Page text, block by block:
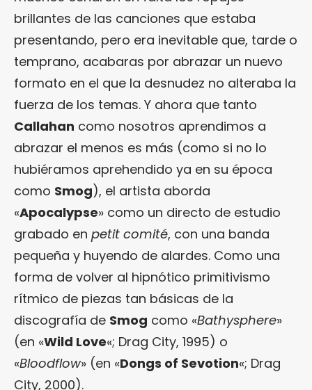
brillantes de las canciones que estaba
presentando, pero era inevitable que, tarde o
temprano, acabaras por abrazar un nuevo
formato en el que la desnudez no alteraba la
fuerza de los temas. Y ahora que tanto
Callahan como nosotros aprendimos a
abrazar el menos es más (como si no lo
hubiéramos aprehendido ya en su época
como Smog), el artista aborda
«Apocalypse» como un directo de estudio
grabado en petit comité, con una banda
pequeña y huyendo de alardes. Como una
forma de volver al hipnótico primitivismo
rítmico de piezas tan básicas de la
discografía de Smog como «Bathysphere»
(en «Wild Love«; Drag City, 1995) o
«Bloodflow» (en «Dongs of Sevotion«; Drag
City, 2000).